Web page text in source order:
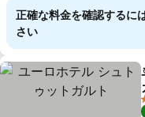
正確な料金を確認するに
さい